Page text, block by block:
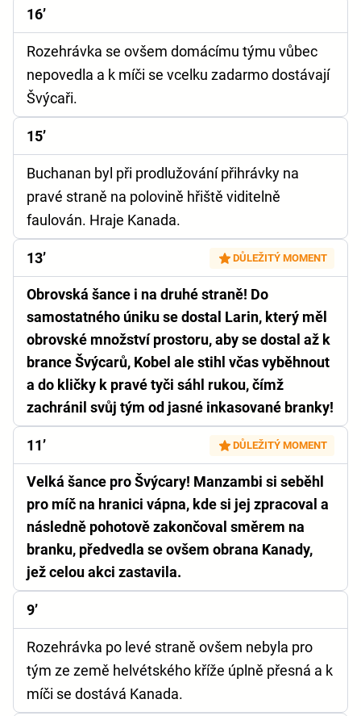
16’
Rozehrávka se ovšem domácímu týmu vůbec
nepovedla a k míči se vcelku zadarmo dostávají
Švýcaři.
15’
Buchanan byl při prodlužování přihrávky na
pravé straně na polovině hřiště viditelně
faulován. Hraje Kanada.
13’ DŮLEŽITÝ MOMENT
Obrovská šance i na druhé straně! Do
samostatného úniku se dostal Larin, který měl
obrovské množství prostoru, aby se dostal až k
brance Švýcarů, Kobel ale stihl včas vyběhnout
a do kličky k pravé tyči sáhl rukou, čímž
zachránil svůj tým od jasné inkasované branky!
11’ DŮLEŽITÝ MOMENT
Velká šance pro Švýcary! Manzambi si seběhl
pro míč na hranici vápna, kde si jej zpracoval a
následně pohotově zakončoval směrem na
branku, předvedla se ovšem obrana Kanady,
jež celou akci zastavila.
9’
Rozehrávka po levé straně ovšem nebyla pro
tým ze země helvétského kříže úplně přesná a k
míči se dostává Kanada.